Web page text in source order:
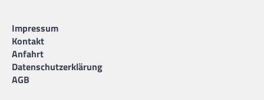
Impressum
Kontakt
Anfahrt
Datenschutzerklärung
AGB